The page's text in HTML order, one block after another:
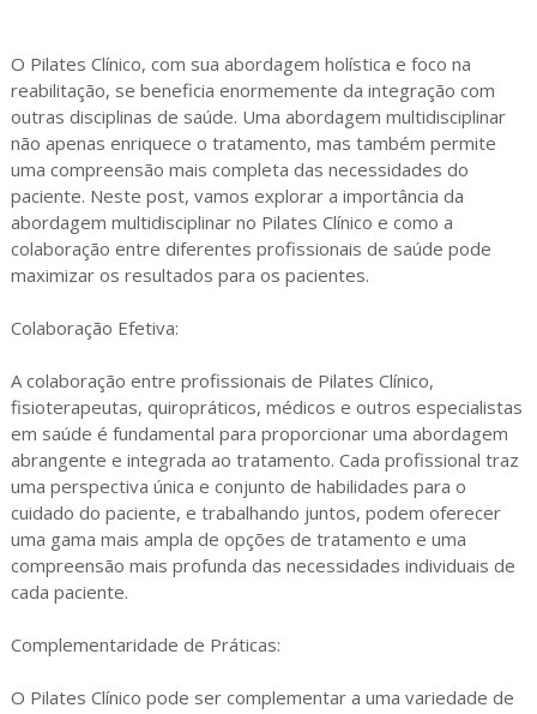
O Pilates Clínico, com sua abordagem holística e foco na
reabilitação, se beneficia enormemente da integração com
outras disciplinas de saúde. Uma abordagem multidisciplinar
não apenas enriquece o tratamento, mas também permite
uma compreensão mais completa das necessidades do
paciente. Neste post, vamos explorar a importância da
abordagem multidisciplinar no Pilates Clínico e como a
colaboração entre diferentes profissionais de saúde pode
maximizar os resultados para os pacientes.
Colaboração Efetiva:
A colaboração entre profissionais de Pilates Clínico,
fisioterapeutas, quiropráticos, médicos e outros especialistas
em saúde é fundamental para proporcionar uma abordagem
abrangente e integrada ao tratamento. Cada profissional traz
uma perspectiva única e conjunto de habilidades para o
cuidado do paciente, e trabalhando juntos, podem oferecer
uma gama mais ampla de opções de tratamento e uma
compreensão mais profunda das necessidades individuais de
cada paciente.
Complementaridade de Práticas:
O Pilates Clínico pode ser complementar a uma variedade de